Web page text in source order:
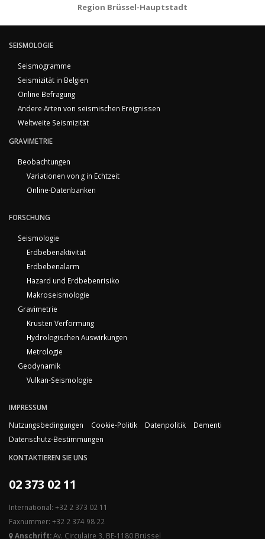
Region Brüssel-Hauptstadt
SEISMOLOGIE
Seismogramme
Seismizität in Belgien
Online Befragung
Andere Arten von seismischen Ereignissen
Weltweite Seismizität
GRAVIMETRIE
Beobachtungen
Variationen von g in Echtzeit
Online-Datenbanken
FORSCHUNG
Seismologie
Erdbebenaktivität
Erdbebenalarm
Hazard und Erdbebenrisiko
Makroseismologie
Gravimetrie
Krusten Verformung
Hydrologischen Auswirkungen
Metrologie
Geodynamik
Vulkan-Seismologie
IMPRESSUM
Nutzungsbedingungen
Cookie-Politik Datenpolitik
Dementi
Datenschutz-Bestimmungen
KONTAKTIEREN SIE UNS
02 373 02 11
International: +32 2 373 02 11
Faxnummer: +32 2 374 98 22
Anschrift:Av. Circulaire 3, BE-1180 Brüssel